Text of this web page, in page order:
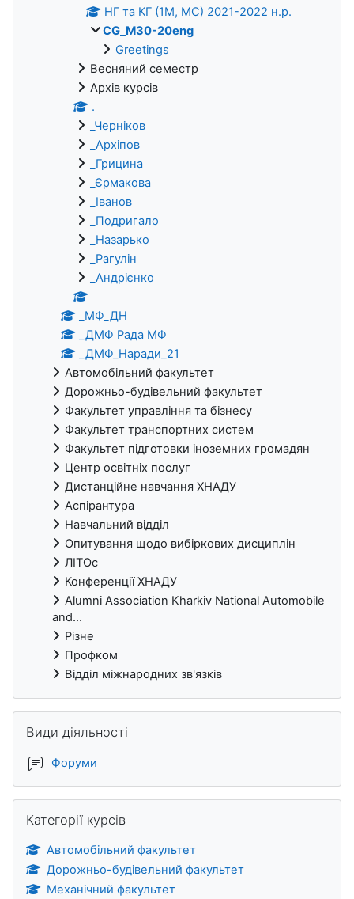
НГ та КГ (1М, МС) 2021-2022 н.р.
CG_M30-20eng
Greetings
Весняний семестр
Архів курсів
.
_Черніков
_Архіпов
_Грицина
_Єрмакова
_Іванов
_Подригало
_Назарько
_Рагулін
_Андрієнко
_МФ_ДН
_ДМФ Рада МФ
_ДМФ_Наради_21
Автомобільний факультет
Дорожньо-будівельний факультет
Факультет управління та бізнесу
Факультет транспортних систем
Факультет підготовки іноземних громадян
Центр освітніх послуг
Дистанційне навчання ХНАДУ
Аспірантура
Навчальний відділ
Опитування щодо вибіркових дисциплін
ЛІТОс
Конференції ХНАДУ
Alumni Association Kharkiv National Automobile
and...
Різне
Профком
Відділ міжнародних зв'язків
Види діяльності
Форуми
Категорії курсів
Автомобільний факультет
Дорожньо-будівельний факультет
Механічний факультет